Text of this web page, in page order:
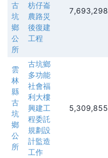
古
坑
鄉
公
所
枋仔崙
農路災
後復建
工程
7,693,298
雲
林
縣
古
坑
鄉
公
所
古坑鄉
多功能
社會福
利大樓
興建工
程委託
規劃設
計監造
工作
5,309,855